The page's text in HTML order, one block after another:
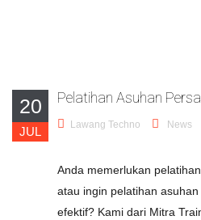
20
JUL
Pelatihan Asuhan
Lawang Techno News
Anda memerlukan
atau ingin pelatihan
efektif? Kami dari Mitra